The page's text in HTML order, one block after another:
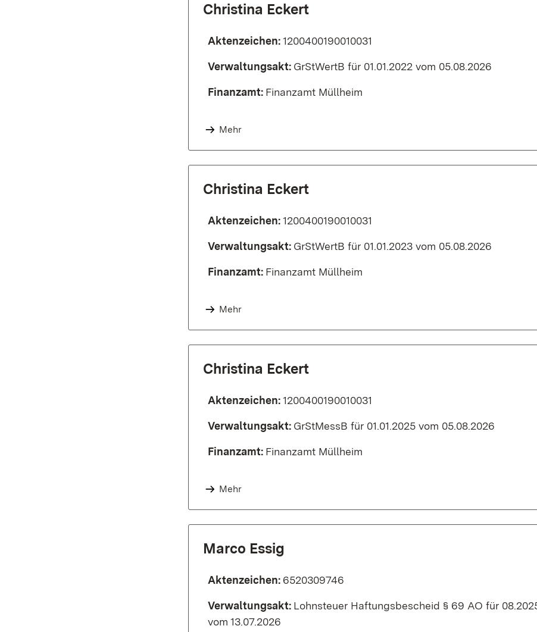
Christina Eckert
Aktenzeichen:1200400190010031
Verwaltungsakt: GrStWertB für 01.01.2022 vom 05.08.2026
Finanzamt: Finanzamt Müllheim
Mehr
Christina Eckert
Aktenzeichen:1200400190010031
Verwaltungsakt: GrStWertB für 01.01.2023 vom 05.08.2026
Finanzamt: Finanzamt Müllheim
Mehr
Christina Eckert
Aktenzeichen:1200400190010031
Verwaltungsakt: GrStMessB für 01.01.2025 vom 05.08.2026
Finanzamt: Finanzamt Müllheim
Mehr
Marco Essig
Aktenzeichen: 6520309746
Verwaltungsakt: Lohnsteuer Haftungsbescheid § 69 AO für
vom 13.07.2026